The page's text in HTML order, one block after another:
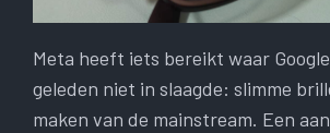
Meta heeft iets bereikt waar
geleden niet in slaagde: slimme
maken van de mainstream. Een